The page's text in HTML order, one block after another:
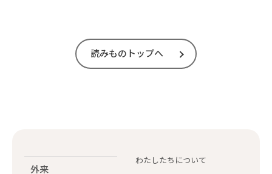
読みものトップへ
外来
わたしたちについて